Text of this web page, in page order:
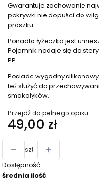
Gwarantuje zachowanie
pokrywki nie dopuści do
proszku.
Ponadto łyżeczka jest
Pojemnik nadaje się do
PP.
Posiada wygodny
też służyć do
smakołyków.
Przejdź do pełnego opisu
Cena
49,00 zł
szt.
Dostępność:
średnia ilość